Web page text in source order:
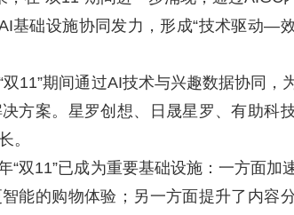
基础设施协同发力，形成“技术驱动—
期间通过AI技术与兴趣数据协同，
方案。星罗创想、日晟星罗、有助科
。
11”已成为重要基础设施：一方面加
能的购物体验；另一方面提升了内容